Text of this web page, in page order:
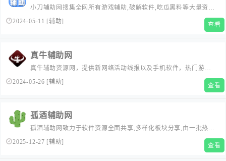
小刀辅助网搜集全网所有游戏辅助,破解软件,吃瓜黑料等大量资
源,x全面的x资源分享平台,至力为全网提供丰富综合游戏辅助网
2024-05-11 [辅助] 查看
真牛辅助网
真牛辅助资源网，提供新网络活动线报以及手机软件，热门游戏
辅助和PC端实用软件,打造顶尖的网络免费分享平台。
2024-05-26 [辅助] 查看
孤酒辅助网
孤酒辅助网致力于软件资源全面共享,多样化板块分享,由一批热爱
网络的小伙伴们共同维护创造!
2025-12-27 [辅助] 查看